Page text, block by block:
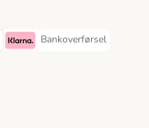
Method
Method
Klarna Payment Method
Bankoverførsel
Bankoverførsel